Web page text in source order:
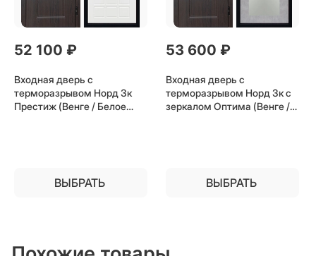
52 100 ₽
Входная дверь с
терморазрывом Норд 3к
Престиж (Венге / Белое
ВЫБРАТЬ
53 600 ₽
Входная дверь с
терморазрывом Норд 3к с
зеркалом Оптима (Венге /
ВЫБРАТЬ